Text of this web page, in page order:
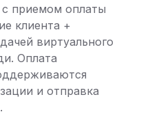
приемом оплаты
клиента +
виртуального
Оплата
и отправка